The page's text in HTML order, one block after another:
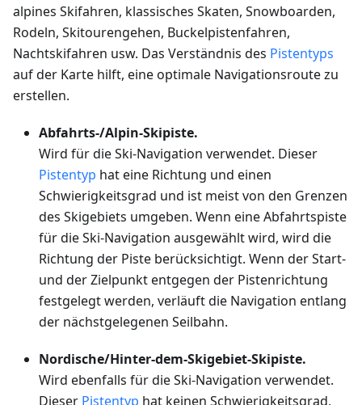
alpines Skifahren, klassisches Skaten, Snowboarden,
Rodeln, Skitourengehen, Buckelpistenfahren,
Nachtskifahren usw. Das Verständnis des Pistentyps
auf der Karte hilft, eine optimale Navigationsroute zu
erstellen.
Abfahrts-/Alpin-Skipiste.
Wird für die Ski-Navigation verwendet. Dieser
Pistentyp hat eine Richtung und einen
Schwierigkeitsgrad und ist meist von den Grenzen
des Skigebiets umgeben. Wenn eine Abfahrtspiste
für die Ski-Navigation ausgewählt wird, wird die
Richtung der Piste berücksichtigt. Wenn der Start-
und der Zielpunkt entgegen der Pistenrichtung
festgelegt werden, verläuft die Navigation entlang
der nächstgelegenen Seilbahn.
Nordische/Hinter-dem-Skigebiet-Skipiste.
Wird ebenfalls für die Ski-Navigation verwendet.
Dieser Pistentyp hat keinen Schwierigkeitsgrad,